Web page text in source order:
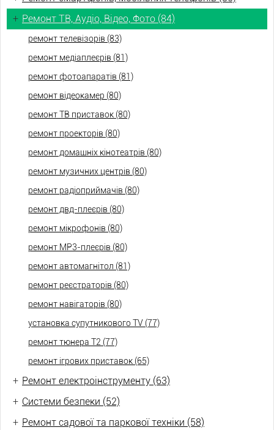
+ Ремонт ТВ, Аудіо, Відео, Фото (84)
ремонт телевізорів (83)
ремонт медіаплеєрів (81)
ремонт фотоапаратів (81)
ремонт відеокамер (80)
ремонт ТВ приставок (80)
ремонт проекторів (80)
ремонт домашніх кінотеатрів (80)
ремонт музичних центрів (80)
ремонт радіоприймачів (80)
ремонт двд-плеєрів (80)
ремонт мікрофонів (80)
ремонт МР3-плеєрів (80)
ремонт автомагнітол (81)
ремонт реєстраторів (80)
ремонт навігаторів (80)
установка супутникового TV (77)
ремонт тюнера Т2 (77)
ремонт ігрових приставок (65)
+ Ремонт електроінструменту (63)
+ Системи безпеки (52)
+ Ремонт садової та паркової техніки (58)